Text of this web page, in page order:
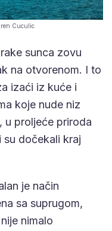
Cuculic
sunca zovu
na otvorenom. I to
izaći iz kuće i
koje nude niz
u proljeće priroda
su dočekali kraj
je način
sa suprugom,
nimalo